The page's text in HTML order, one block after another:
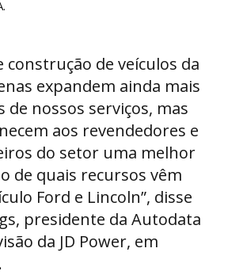
construção de veículos da
expandem ainda mais
de nossos serviços, mas
aos revendedores e
do setor uma melhor
de quais recursos vêm
Ford e Lincoln”, disse
presidente da Autodata
da JD Power, em